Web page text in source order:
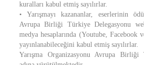
kuralları kabul etmiş sayılırlar.
• Yarışmayı kazananlar, eserlerinin
Avrupa Birliği Türkiye Delegasyonu
medya hesaplarında (Youtube, Facebook
yayınlanabileceğini kabul etmiş sayılırlar.
Yarışma Organizasyonu Avrupa Birliği